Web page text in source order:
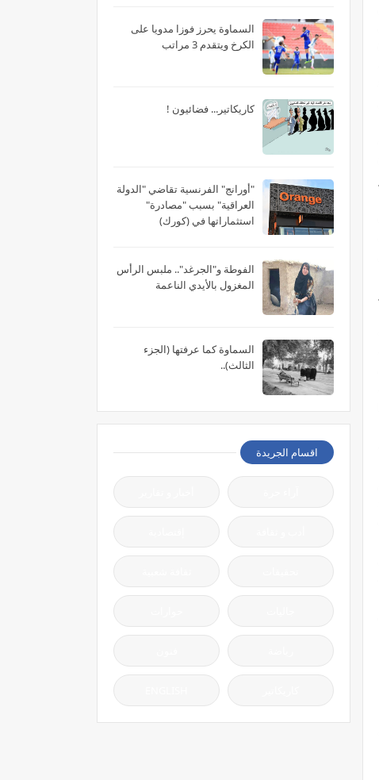
السماوة يحرز فوزا مدويا على
الكرخ ويتقدم 3 مراتب
كاريكاتير... فضائيون !
"أورانج" الفرنسية تقاضي "الدولة
العراقية" بسبب "مصادرة"
استثماراتها في (كورك)
الفوطة و"الجرغد".. ملبس الرأس
المغزول بالأيدي الناعمة
السماوة كما عرفتها (الجزء
الثالث)..
اقسام الجريدة